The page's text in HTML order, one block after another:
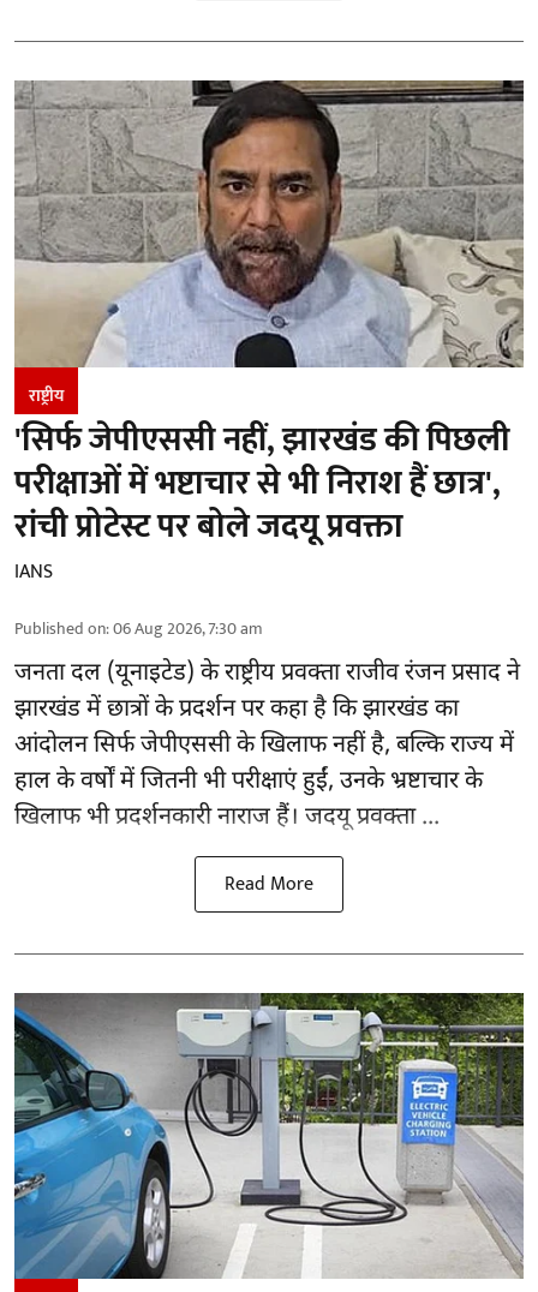
राष्ट्रीय
'सिर्फ जेपीएससी नहीं, झारखंड की पिछली
परीक्षाओं में भष्टाचार से भी निराश हैं छात्र',
रांची प्रोटेस्ट पर बोले जदयू प्रवक्ता
IANS
Published on:06 Aug 2026, 7:30 am
जनता दल (यूनाइटेड) के राष्ट्रीय प्रवक्ता राजीव रंजन प्रसाद ने
झारखंड में छात्रों के प्रदर्शन पर कहा है कि झारखंड का
आंदोलन सिर्फजेपीएससीके खिलाफ नहीं है, बल्कि राज्य में
हाल के वर्षों में जितनी भी परीक्षाएं हुईं, उनके भ्रष्टाचार के
खिलाफ भी प्रदर्शनकारी नाराज हैं। जदयू प्रवक्ता ...
Read More